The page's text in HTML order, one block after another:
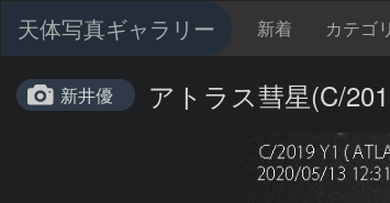
天体写真ギャラリー 新着 カテゴ
新井優 アトラス彗星(C/